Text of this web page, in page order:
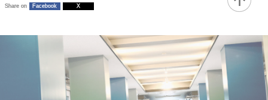
Share on Facebook X